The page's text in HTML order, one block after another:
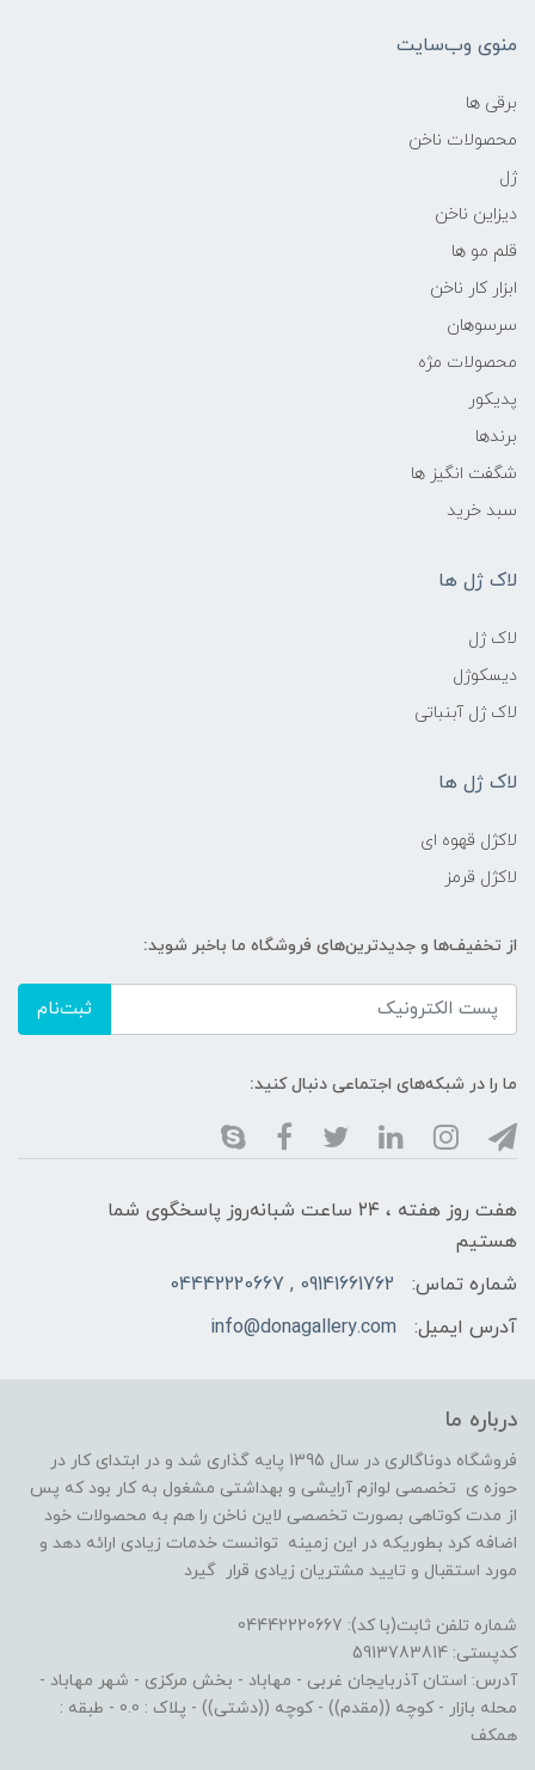
منوی وب‌سایت
برقی ها
محصولات ناخن
ژل
دیزاین ناخن
قلم مو ها
ابزار کار ناخن
سرسوهان
محصولات مژه
پدیکور
برندها
شگفت انگیز ها
سبد خرید
لاک ژل ها
لاک ژل
دیسکوژل
لاک ژل آبنباتی
لاک ژل ها
لاکژل قهوه ای
لاکژل قرمز
از تخفیف‌ها و جدیدترین‌های فروشگاه ما باخبر شوید:
ثبت‌نام
ما را در شبکه‌های اجتماعی دنبال کنید:
هفت روز هفته ، ۲۴ ساعت شبانه‌روز پاسخگوی شما
هستیم
شماره تماس:
09141661762 , 04442220667
آدرس ایمیل:
info@donagallery.com
درباره ما
فروشگاه دوناگالری در سال 1395 پایه گذاری شد و در ابتدای کار در
حوزه ی تخصصی لوازم آرایشی و بهداشتی مشغول به کار بود که پس
از مدت کوتاهی بصورت تخصصی لاین ناخن را هم به محصولات خود
اضافه کرد بطوریکه در این زمینه توانست خدمات زیادی ارائه دهد و
مورد استقبال و تایید مشتریان زیادی قرار گیرد
شماره تلفن ثابت(با کد): 04442220667
کدپستی: 5913783814
آدرس: استان آذربایجان غربی - مهاباد - بخش مرکزی - شهر مهاباد -
محله بازار - کوچه ((مقدم)) - کوچه ((دشتی)) - پلاک : 0.0 - طبقه :
همکف